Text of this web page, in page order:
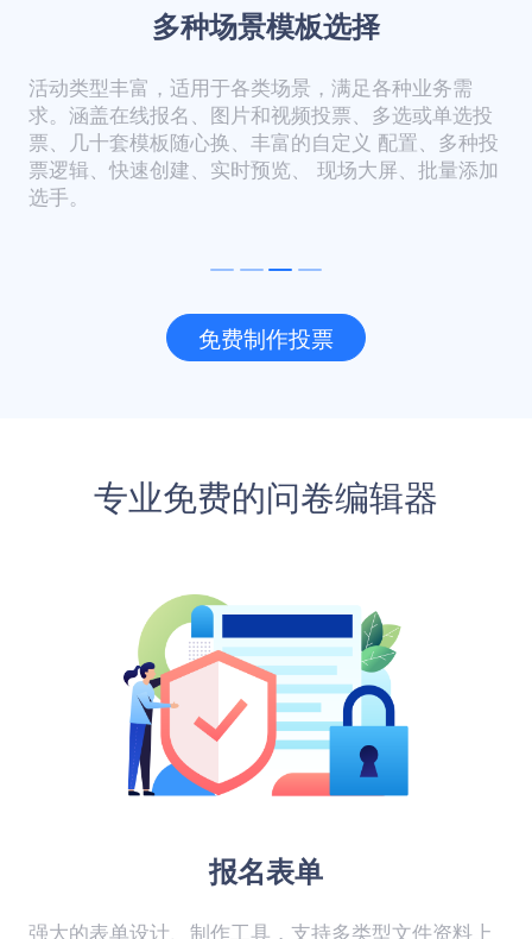
多种场景模板选择
活动类型丰富，适用于各类场景，满足各种业务需
求。涵盖在线报名、图片和视频投票、多选或单选投
票、几十套模板随心换、丰富的自定义 配置、多种投
票逻辑、快速创建、实时预览、 现场大屏、批量添加
选手。
免费制作投票
专业免费的问卷编辑器
报名表单
强大的表单设计、制作工具，支持多类型文件资料上